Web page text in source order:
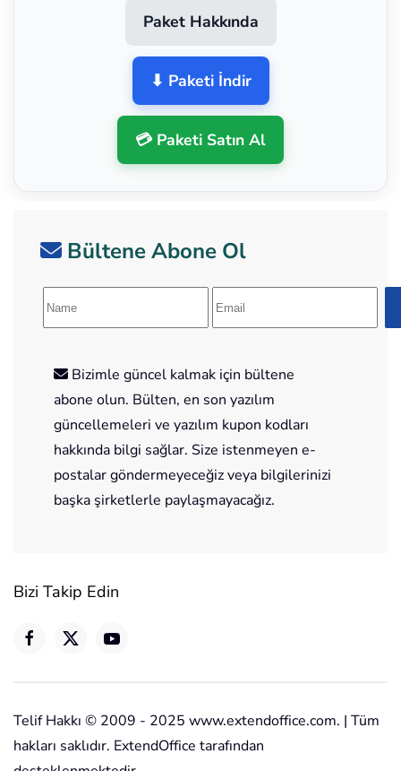
Paket Hakkında
⬇ Paketi İndir
💳 Paketi Satın Al
Bültene Abone Ol
Bizimle güncel kalmak için bültene
abone olun. Bülten, en son yazılım
güncellemeleri ve yazılım kupon kodları
hakkında bilgi sağlar. Size istenmeyen e-
postalar göndermeyeceğiz veya bilgilerinizi
başka şirketlerle paylaşmayacağız.
Bizi Takip Edin
Telif Hakkı © 2009 - 2025 www.extendoffice.com. | Tüm
hakları saklıdır. ExtendOffice tarafından